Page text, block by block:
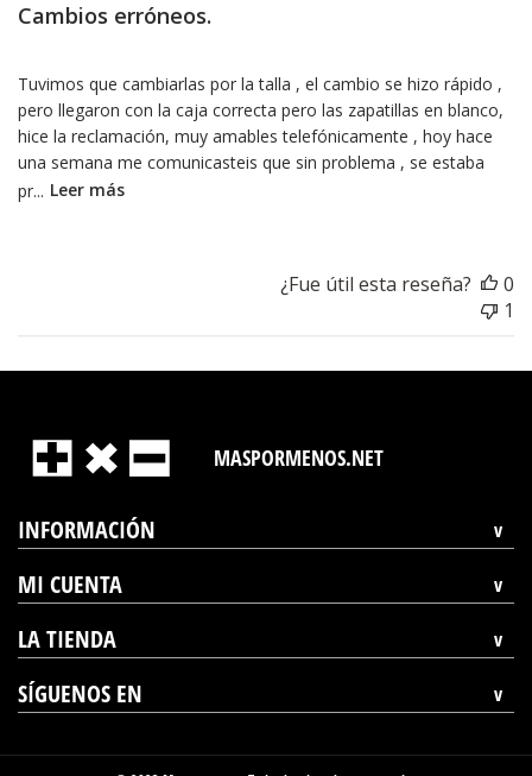
Cambios erróneos.
Tuvimos que cambiarlas por la talla , el cambio se hizo rápido ,
pero llegaron con la caja correcta pero las zapatillas en blanco,
hice la reclamación, muy amables telefónicamente , hoy hace
una semana me comunicasteis que sin problema , se estaba
pr... Leer más
¿Fue útil esta reseña?
0
1
MASPORMENOS.NET
INFORMACIÓN
MI CUENTA
LA TIENDA
SÍGUENOS EN